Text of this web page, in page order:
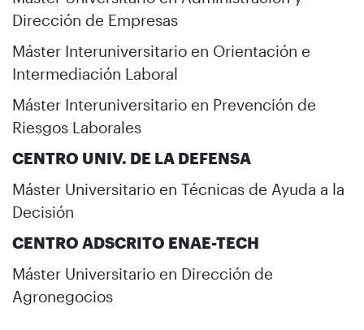
Dirección de Empresas
Máster Interuniversitario en Orientación e
Intermediación Laboral
Máster Interuniversitario en Prevención de
Riesgos Laborales
CENTRO UNIV. DE LA DEFENSA
Máster Universitario en Técnicas de Ayuda a la
Decisión
CENTRO ADSCRITO ENAE-TECH
Máster Universitario en Dirección de
Agronegocios